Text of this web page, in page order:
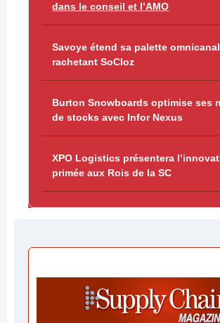
dans le conseil et l’AMO
Savoye étend sa palette
rachetant SoCloz
Burton Snowboards optimise ses
de stocks avec Infor Nexus
XPO Logistics présentera
primée aux Rois de la SC